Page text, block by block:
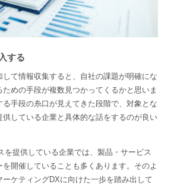
する
て情報収集すると、自社の課題が明確にな
めの手段が複数見つかってくるかと思いま
手段の糸口が見えてきた段階で、対象とな
供している企業と具体的な話をするのが良い
を提供している企業では、製品・サービス
開催していることも多くあります。そのよ
ーケティングDXに向けた一歩を踏み出して